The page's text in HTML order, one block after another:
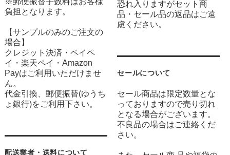
負担となります。
【サンプルのみのご注文の
場合】
クレジット決済・ペイペ
イ・楽天ペイ・Amazon
Payはご利用いただけませ
ん。
代金引換、郵便振替(ゆうち
ょ銀行)をご利用下さい。
配送業者・送料について
恐れ入りますがセット商
品・セール品の返品はご遠
慮ください。
セールについて
セール商品は限定数量とな
っておりますので売り切れ
となる場合がございます。
不良品の場合はご連絡くだ
さい。